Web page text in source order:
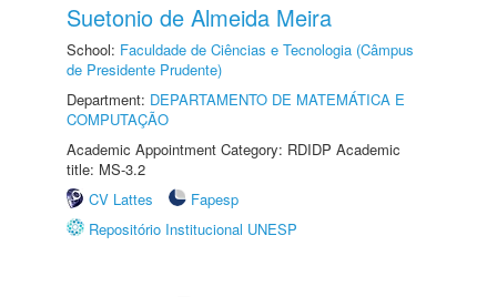
Suetonio de Almeida Meira
School: Faculdade de Ciências e Tecnologia (Câmpus
de Presidente Prudente)
Department: DEPARTAMENTO DE MATEMÁTICA E
COMPUTAÇÃO
Academic Appointment Category: RDIDP Academic
title: MS-3.2
CV Lattes
Fapesp
Repositório Institucional UNESP